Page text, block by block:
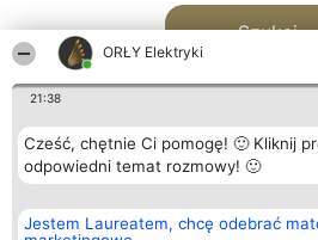
ORŁY Elektryki
21:38
Cześć, chętnie Ci pomogę! 🙂 Kliknij
odpowiedni temat rozmowy! 🙂
Jestem Laureatem, chcę odebrać
Szukaj
Organizator plebiscytu
Bright Side Solutions sp. z o.
Plebiscyt
Laureaci